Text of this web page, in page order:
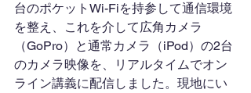
台のポケットWi-Fiを持参して通信環境
を整え、これを介して広角カメラ
（GoPro）と通常カメラ（iPod）の2台
のカメラ映像を、リアルタイムでオン
ライン講義に配信しました。現地にい